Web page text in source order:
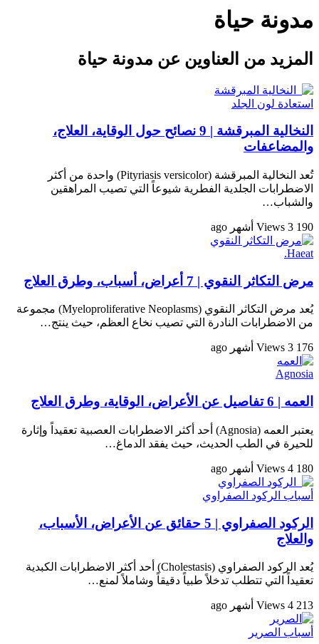
مدونة حياة
المزيد من العناوين عن مدونة حياة
استعادة لون الجلد
النخالية المبرقشة | 9 نصائح حول الوقاية، العلاج،
والمضاعفات
تُعد النخالية المبرقشة (Pityriasis versicolor) واحدة من أكثر
الاضطرابات الجلدية الفطرية شيوعاً التي تصيب المراهقين
والشباب…
190 Views 3 أشهر ago
Haeat.
مرض التكاثر النقوي | 7 أعراض، أسباب، وطرق العلاج
يُعد مرض التكاثر النقوي (Myeloproliferative Neoplasms) مجموعة
من الاضطرابات النادرة التي تصيب نخاع العظم، حيث ينتج…
176 Views 3 أشهر ago
Agnosia
العمه | 6 تفاصيل عن الأعراض، الوقاية، وطرق العلاج
يعتبر العمه (Agnosia) أحد أكثر الاضطرابات العصبية تعقيداً وإثارة
للحيرة في الطب الحديث، حيث يفقد الدماغ…
180 Views 4 أشهر ago
أسباب الركود الصفراوي
الركود الصفراوي | 5 حقائق عن الأعراض، الأسباب،
والعلاج
يُعد الركود الصفراوي (Cholestasis) أحد أكثر الاضطرابات الكبدية
تعقيداً التي تتطلب تدخلاً طبياً دقيقاً وشاملاً لمنع…
213 Views 4 أشهر ago
أسباب الصرير